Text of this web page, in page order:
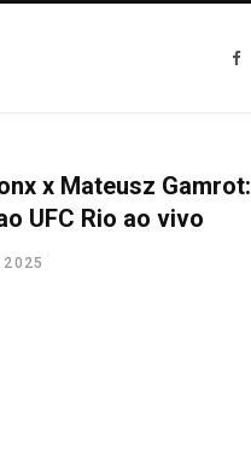
F
x Mateusz Gamrot:
UFC Rio ao vivo
2025